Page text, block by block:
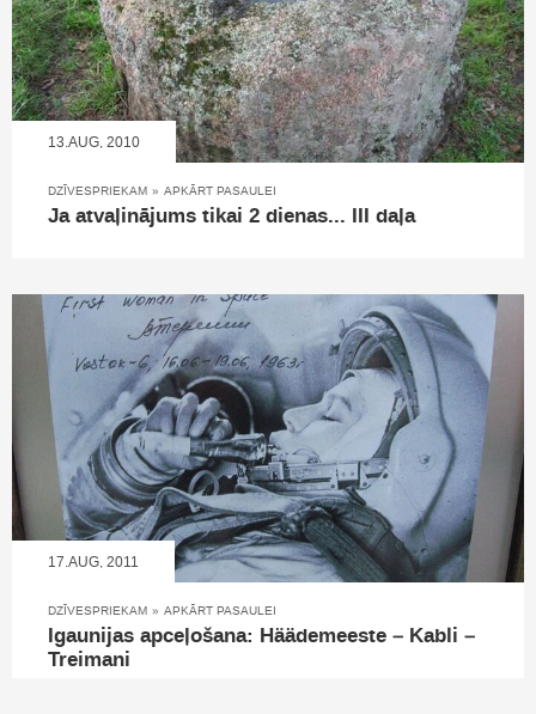
13.AUG, 2010
DZĪVESPRIEKAM » APKĀRT PASAULEI
Ja atvaļinājums tikai 2 dienas... III daļa
17.AUG, 2011
DZĪVESPRIEKAM » APKĀRT PASAULEI
Igaunijas apceļošana: Häädemeeste – Kabli –
Treimani